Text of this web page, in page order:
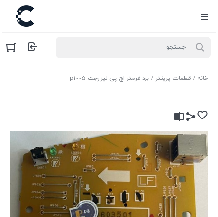
خانه / قطعات پرینتر / برد فرمتر اچ پی لیزرجت p1005